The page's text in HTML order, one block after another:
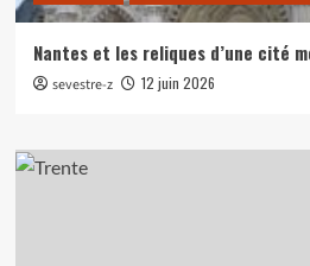
Nantes et les reliques d’une cité
sevestre-z 12 juin 2026